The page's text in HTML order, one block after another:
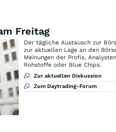
Freitag
Der tägliche Austausch zur
zur aktuellen Lage an den
Meinungen der Profis,
Rohstoffe oder Blue Chips.
Zur aktuellen Diskussion
Zum Daytrading-Forum